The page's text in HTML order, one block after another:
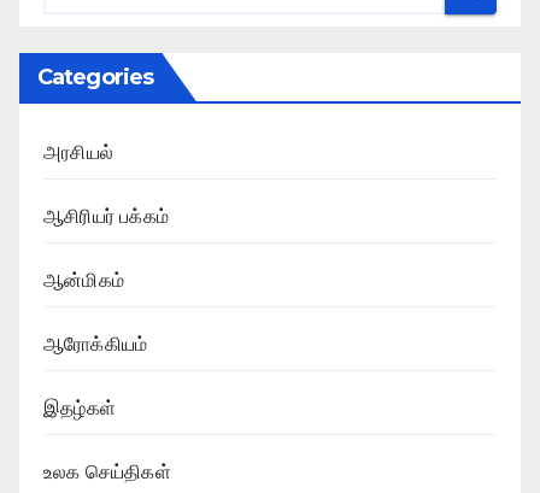
Categories
அரசியல்
ஆசிரியர் பக்கம்
ஆன்மிகம்
ஆரோக்கியம்
இதழ்கள்
உலக செய்திகள்